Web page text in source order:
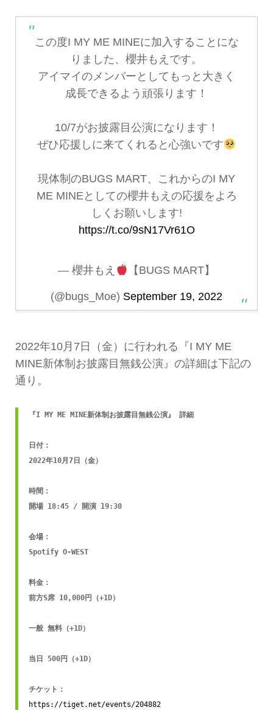
この度I MY ME MINEに加入することにな
りました、櫻井もえです。
アイマイのメンバーとしてもっと大きく
成長できるよう頑張ります！
10/7がお披露目公演になります！
ぜひ応援しに来てくれると心強いです
現体制のBUGS MART、これからのI MY
ME MINEとしての櫻井もえの応援をよろ
しくお願いします!
https://t.co/9sN17Vr61O
— 櫻井もえ 【BUGS MART】
(@bugs_Moe) September 19, 2022
2022年10月7日（金）に行われる『I MY ME
MINE新体制お披露目無銭公演』の詳細は下記の
通り。
『I MY ME MINE新体制お披露目無銭公演』 詳細
日付：
2022年10月7日（金）
時間：
開場 18:45 / 開演 19:30
会場：
Spotify O-WEST
料金：
前方S席 10,000円（+1D）
一般 無料（+1D）
当日 500円（+1D）
https://tiget.net/events/204882